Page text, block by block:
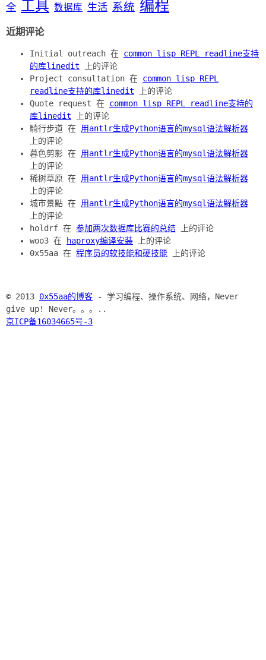
全 工具 数据库 生活 系统 编程
近期评论
Initial outreach 在 common lisp REPL readline支持
的库linedit 上的评论
Project consultation 在 common lisp REPL
readline支持的库linedit 上的评论
Quote request 在 common lisp REPL readline支持的
库linedit 上的评论
騎行步道 在 用antlr生成Python语言的mysql语法解析器
上的评论
暮色剪影 在 用antlr生成Python语言的mysql语法解析器
上的评论
稀树草原 在 用antlr生成Python语言的mysql语法解析器
上的评论
城市景點 在 用antlr生成Python语言的mysql语法解析器
上的评论
holdrf 在 参加两次数据库比赛的总结 上的评论
woo3 在
haproxy编译安装 上的评论
0x55aa 在 程序员的软技能和硬技能 上的评论
© 2013 0x55aa的博客 - 学习编程、操作系统、网络，Never
give up! Never。。。..
京ICP备16034665号-3